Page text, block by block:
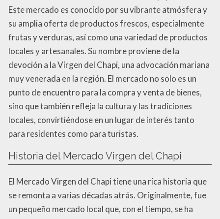
Este mercado es conocido por su vibrante atmósfera y
su amplia oferta de productos frescos, especialmente
frutas y verduras, así como una variedad de productos
locales y artesanales. Su nombre proviene de la
devoción a la Virgen del Chapi, una advocación mariana
muy venerada en la región. El mercado no solo es un
punto de encuentro para la compra y venta de bienes,
sino que también refleja la cultura y las tradiciones
locales, convirtiéndose en un lugar de interés tanto
para residentes como para turistas.
Historia del Mercado Virgen del Chapi
El Mercado Virgen del Chapi tiene una rica historia que
se remonta a varias décadas atrás. Originalmente, fue
un pequeño mercado local que, con el tiempo, se ha